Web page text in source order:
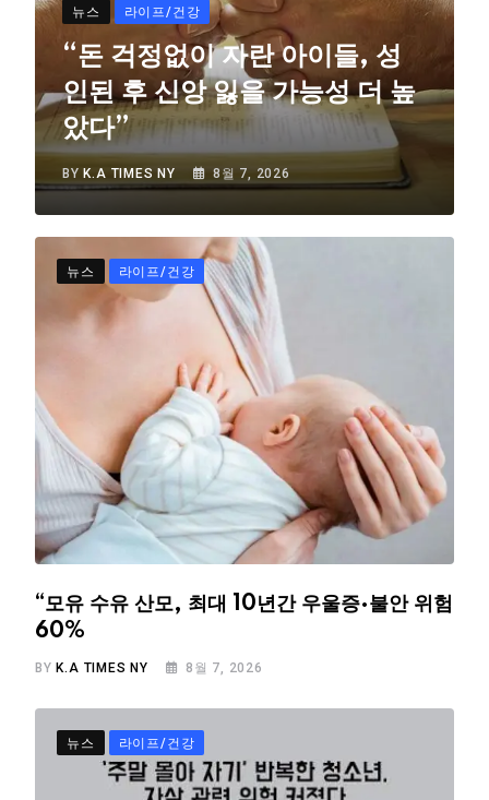
뉴스 라이프/건강
“돈 걱정없이 자란 아이들, 성
인된 후 신앙 잃을 가능성 더 높
았다”
BY K.A TIMES NY 8월 7, 2026
뉴스 라이프/건강
“모유 수유 산모, 최대 10년간 우울증·불안 위험
60%
BY K.A TIMES NY 8월 7, 2026
뉴스 라이프/건강